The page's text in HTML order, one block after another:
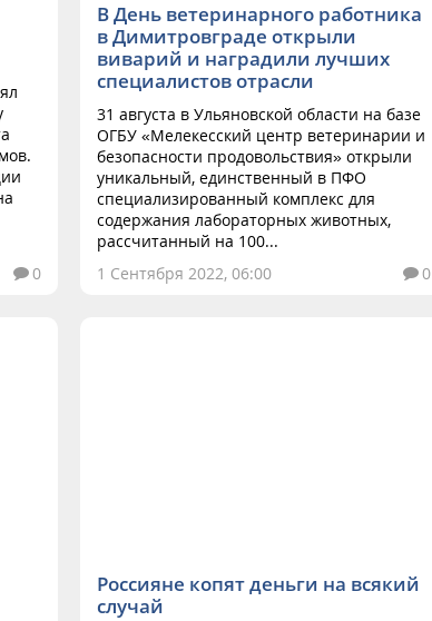
0
В День ветеринарного работника
в Димитровграде открыли
виварий и наградили лучших
специалистов отрасли
31 августа в Ульяновской области на базе
ОГБУ «Мелекесский центр ветеринарии и
безопасности продовольствия» открыли
уникальный, единственный в ПФО
специализированный комплекс для
содержания лабораторных животных,
рассчитанный на 100...
1 Сентября 2022, 06:00
0
Россияне копят деньги на всякий
случай